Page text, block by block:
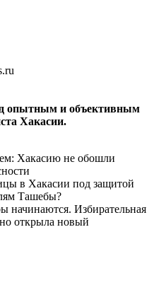
опытным и объективным
Хакасии.
Хакасию не обошли
в Хакасии под защитой
Ташебы?
Избирательная
открыла новый